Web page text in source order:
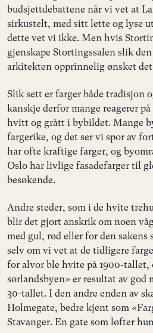
budsjettdebattene når vi vet at
sirkustelt, med sitt lette og lyse
dette vet vi ikke. Men hvis
gjenskape Stortingssalen slik
arkitekten opprinnelig ønsket
Slik sett er farger både tradisjon
kanskje derfor mange reagerer
hvitt og grått i bybildet. Mange
fargerike, og det ser vi spor av
har ofte kraftige farger, og
Oslo har livlige fasadefarger til
besøkende.
Andre steder, som i de hvite
blir det gjort anskrik om noen
med gul, rød eller for den sakens
selv om vi vet at de tidligere
for alvor ble hvite på 1900-tallet,
sørlandsbyen» er resultat av god
30-tallet. I den andre enden av
Holmegate, bedre kjent som
Stavanger. En gate som løfter